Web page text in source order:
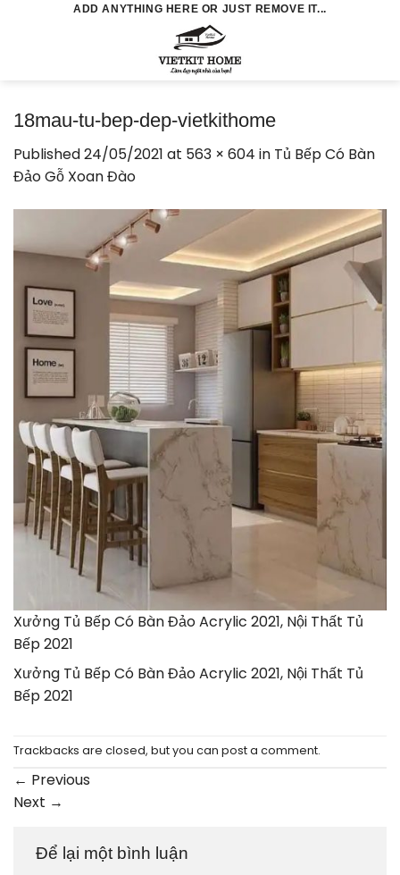
ADD ANYTHING HERE OR JUST REMOVE IT...
18mau-tu-bep-dep-vietkithome
Published24/05/2021 at 563 × 604 in Tủ Bếp Có Bàn
Đảo Gỗ Xoan Đào
Xưởng Tủ Bếp Có Bàn Đảo Acrylic 2021, Nội Thất Tủ
Bếp 2021
Xưởng Tủ Bếp Có Bàn Đảo Acrylic 2021, Nội Thất Tủ
Bếp 2021
Trackbacks are closed, but you can post a comment.
← Previous
Next →
Để lại một bình luận